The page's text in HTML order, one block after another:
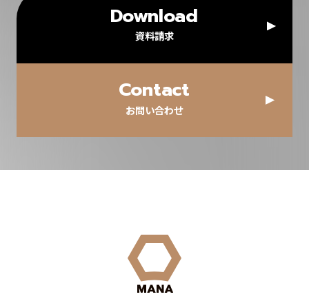
Download
資料請求
Contact
お問い合わせ